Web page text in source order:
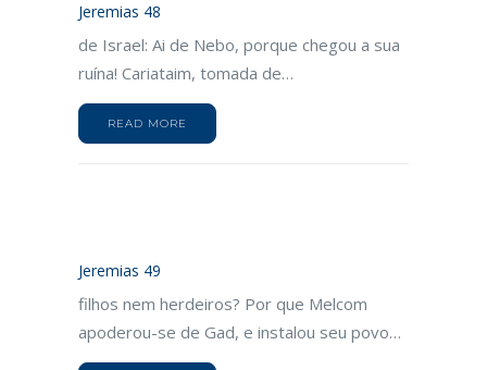
Jeremias 48
de Israel: Ai de Nebo, porque chegou a sua
ruína! Cariataim, tomada de…
READ MORE
Jeremias 49
filhos nem herdeiros? Por que Melcom
apoderou-se de Gad, e instalou seu povo…